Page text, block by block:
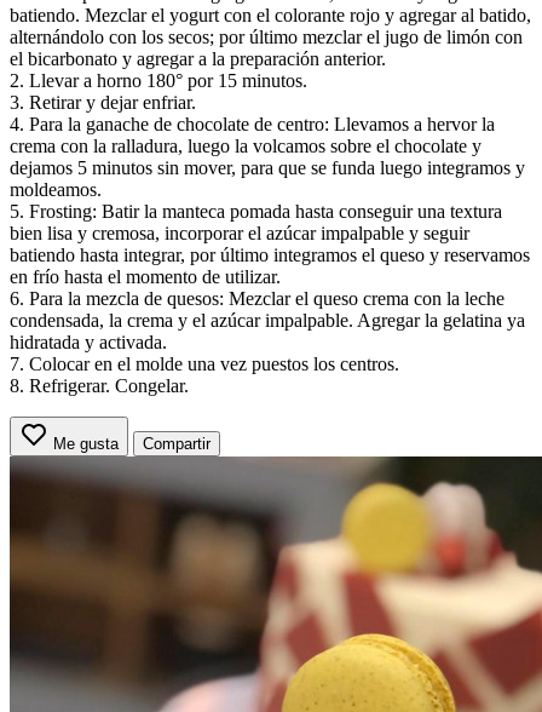
batiendo. Mezclar el yogurt con el colorante rojo y agregar al batido,
alternándolo con los secos; por último mezclar el jugo de limón con
el bicarbonato y agregar a la preparación anterior.
2. Llevar a horno 180° por 15 minutos.
3. Retirar y dejar enfriar.
4. Para la ganache de chocolate de centro: Llevamos a hervor la
crema con la ralladura, luego la volcamos sobre el chocolate y
dejamos 5 minutos sin mover, para que se funda luego integramos y
moldeamos.
5. Frosting: Batir la manteca pomada hasta conseguir una textura
bien lisa y cremosa, incorporar el azúcar impalpable y seguir
batiendo hasta integrar, por último integramos el queso y reservamos
en frío hasta el momento de utilizar.
6. Para la mezcla de quesos: Mezclar el queso crema con la leche
condensada, la crema y el azúcar impalpable. Agregar la gelatina ya
hidratada y activada.
7. Colocar en el molde una vez puestos los centros.
8. Refrigerar. Congelar.
Me gusta Compartir